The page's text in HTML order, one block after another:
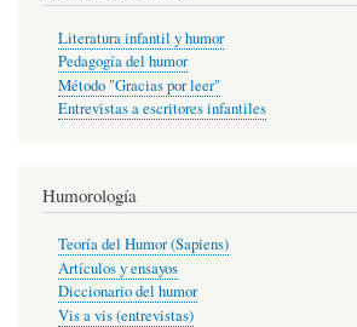
Literatura infantil y humor
Pedagogía del humor
Método "Gracias por leer"
Entrevistas a escritores infantiles
Humorología
Teoría del Humor (Sapiens)
Artículos y ensayos
Diccionario del humor
Vis a vis (entrevistas)